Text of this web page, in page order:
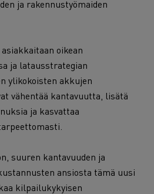
ja rakennustyömaiden
oikean
ja latausstrategian
ylikokoisten akkujen
vähentää kantavuutta, lisätä
ja kasvattaa
suuren kantavuuden ja
ansiosta tämä uusi
kilpailukykyisen